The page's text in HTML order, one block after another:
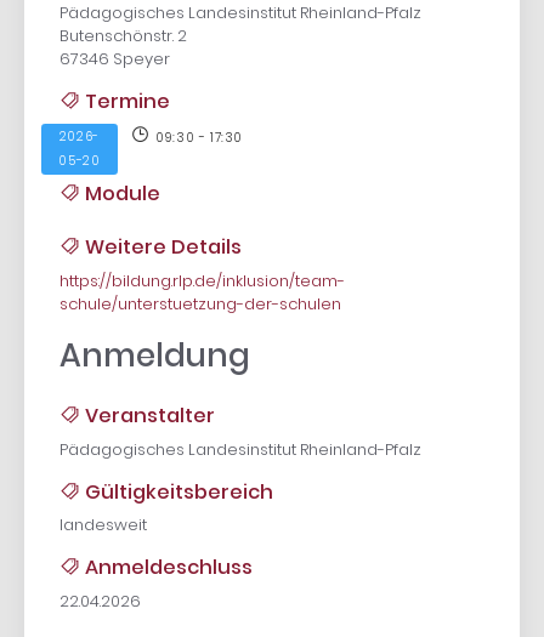
Pädagogisches Landesinstitut Rheinland-Pfalz
Butenschönstr. 2
67346 Speyer
Termine
2026-
05-20
09:30 - 17:30
Module
Weitere Details
https://bildung.rlp.de/inklusion/team-
schule/unterstuetzung-der-schulen
Anmeldung
Veranstalter
Pädagogisches Landesinstitut Rheinland-Pfalz
Gültigkeitsbereich
landesweit
Anmeldeschluss
22.04.2026